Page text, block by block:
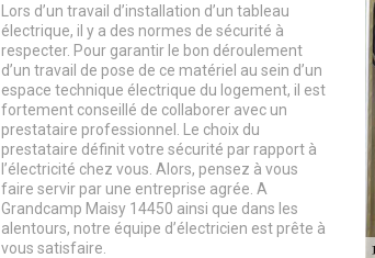
Lors d’un travail d’installation d’un tableau
électrique, il y a des normes de sécurité à
respecter. Pour garantir le bon déroulement
d’un travail de pose de ce matériel au sein d’un
espace technique électrique du logement, il est
fortement conseillé de collaborer avec un
prestataire professionnel. Le choix du
prestataire définit votre sécurité par rapport à
l’électricité chez vous. Alors, pensez à vous
faire servir par une entreprise agrée. A
Grandcamp Maisy 14450 ainsi que dans les
alentours, notre équipe d’électricien est prête à
vous satisfaire.